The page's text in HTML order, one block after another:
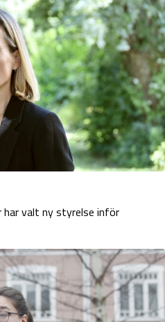
har valt ny styrelse inför